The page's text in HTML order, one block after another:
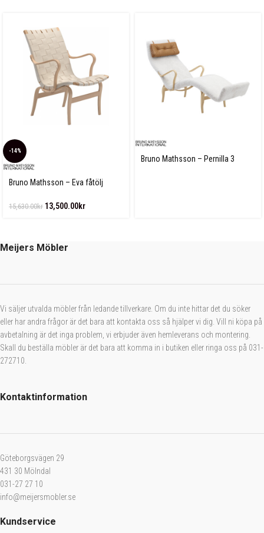
-14%
Bruno Mathsson – Eva fåtölj
15,630.00kr 13,500.00kr
Bruno Mathsson – Pernilla 3
Meijers Möbler
Vi säljer utvalda möbler från ledande tillverkare. Om du inte hittar det du söker
eller har andra frågor är det bara att kontakta oss så hjälper vi dig. Vill ni köpa på
avbetalning är det inga problem, vi erbjuder även hemleverans och montering.
Skall du beställa möbler är det bara att komma in i butiken eller ringa oss på 031-
272710.
Kontaktinformation
Göteborgsvägen 29
431 30 Mölndal
031-27 27 10
info@meijersmobler.se
Kundservice